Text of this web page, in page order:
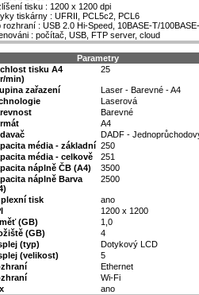
tisku : 1200 x 1200 dpi
tiskárny : UFRII, PCL5c2, PCL6
rozhraní : USB 2.0 Hi-Speed, 10BASE-T/
: počítač, USB, FTP server, cloud
Parametry
tisku A4
min)
25
zařazení
Laser - Barevné - A4
Laserová
Barevné
A4
DADF -
média - základní 250
média - celkově
251
náplně ČB (A4)
3500
náplně Barva
2500
tisk
ano
1200 x 1200
(GB)
1,0
(GB)
4
(typ)
Dotykový LCD
(velikost)
5
Ethernet
Wi-Fi
ano